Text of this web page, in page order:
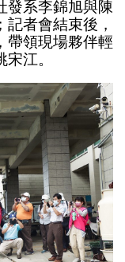
發系李錦旭與陳
者會結束後，
帶領現場夥伴輕
江。